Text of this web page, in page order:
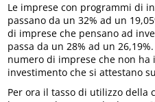
Le imprese con programmi di
passano da un 32% ad un
di imprese che pensano ad
passa da un 28% ad un
numero di imprese che non ha
investimento che si attestano
Per ora il tasso di utilizzo della